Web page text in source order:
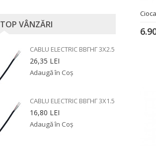
TOP VÂNZĂRI
CABLU ELECTRIC ВВГНГ 3X2.5
26,35 LEI
CABLU ELECTRIC ВВГНГ 3X1.5
16,80 LEI